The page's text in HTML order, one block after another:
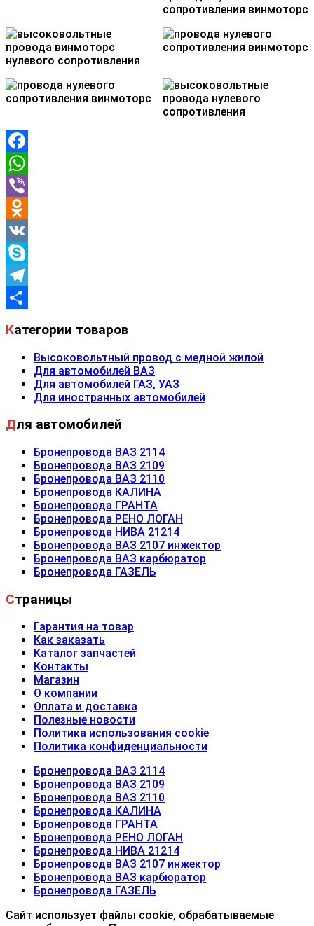
Facebook
WhatsApp
Viber
Odnoklassniki
VK
Skype
Telegram
Категории товаров
Высоковольтный провод с медной жилой
Для автомобилей ВАЗ
Для автомобилей ГАЗ, УАЗ
Для иностранных автомобилей
Для автомобилей
Бронепровода ВАЗ 2114
Бронепровода ВАЗ 2109
Бронепровода ВАЗ 2110
Бронепровода КАЛИНА
Бронепровода ГРАНТА
Бронепровода РЕНО ЛОГАН
Бронепровода НИВА 21214
Бронепровода ВАЗ 2107 инжектор
Бронепровода ВАЗ карбюратор
Бронепровода ГАЗЕЛЬ
Страницы
Гарантия на товар
Как заказать
Каталог запчастей
Контакты
Магазин
О компании
Оплата и доставка
Полезные новости
Политика использования cookie
Политика конфиденциальности
Бронепровода ВАЗ 2114
Бронепровода ВАЗ 2109
Бронепровода ВАЗ 2110
Бронепровода КАЛИНА
Бронепровода ГРАНТА
Бронепровода РЕНО ЛОГАН
Бронепровода НИВА 21214
Бронепровода ВАЗ 2107 инжектор
Бронепровода ВАЗ карбюратор
Бронепровода ГАЗЕЛЬ
Сайт использует файлы cookie, обрабатываемые